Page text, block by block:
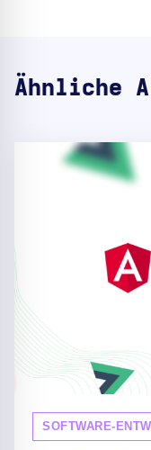
Ähnliche
SOFTWARE-